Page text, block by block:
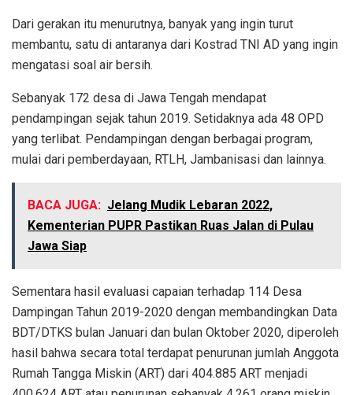
Dari gerakan itu menurutnya, banyak yang ingin turut
membantu, satu di antaranya dari Kostrad TNI AD yang ingin
mengatasi soal air bersih.
Sebanyak 172 desa di Jawa Tengah mendapat
pendampingan sejak tahun 2019. Setidaknya ada 48 OPD
yang terlibat. Pendampingan dengan berbagai program,
mulai dari pemberdayaan, RTLH, Jambanisasi dan lainnya.
BACA JUGA: Jelang Mudik Lebaran 2022,
Kementerian PUPR Pastikan Ruas Jalan di Pulau
Jawa Siap
Sementara hasil evaluasi capaian terhadap 114 Desa
Dampingan Tahun 2019-2020 dengan membandingkan Data
BDT/DTKS bulan Januari dan bulan Oktober 2020, diperoleh
hasil bahwa secara total terdapat penurunan jumlah Anggota
Rumah Tangga Miskin (ART) dari 404.885 ART menjadi